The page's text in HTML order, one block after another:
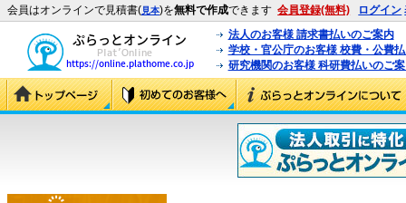
会員はオンラインで見積書(見本)を無料で作成できます 会員登録(無料) ログイン
法人のお客様 請求書払いのご案内
学校・官公庁のお客様 校費・公費
研究機関のお客様 科研費払いのご